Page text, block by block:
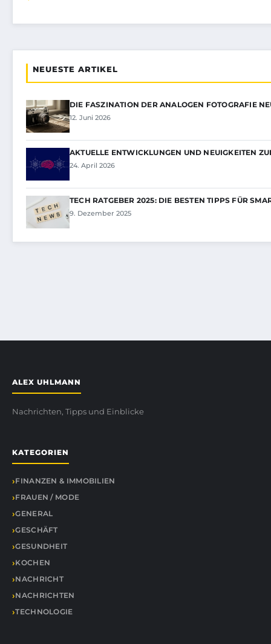
NEUESTE ARTIKEL
DIE FASZINATION DER ANALOGEN FOTOGRAFIE
12. Juni 2026
AKTUELLE ENTWICKLUNGEN UND NEUIGKEITEN
24. April 2026
TECH RATGEBER 2025: DIE BESTEN TIPPS FÜR
9. Dezember 2025
ALEX UHLMANN
Nachrichten, Tipps und Einblicke
KATEGORIEN
FINANZEN & IMMOBILIEN
FRAUEN / MODE
GENERAL
GESCHÄFT
GESUNDHEIT
KOCHEN
NACHRICHT
NACHRICHTEN
TECHNOLOGIE